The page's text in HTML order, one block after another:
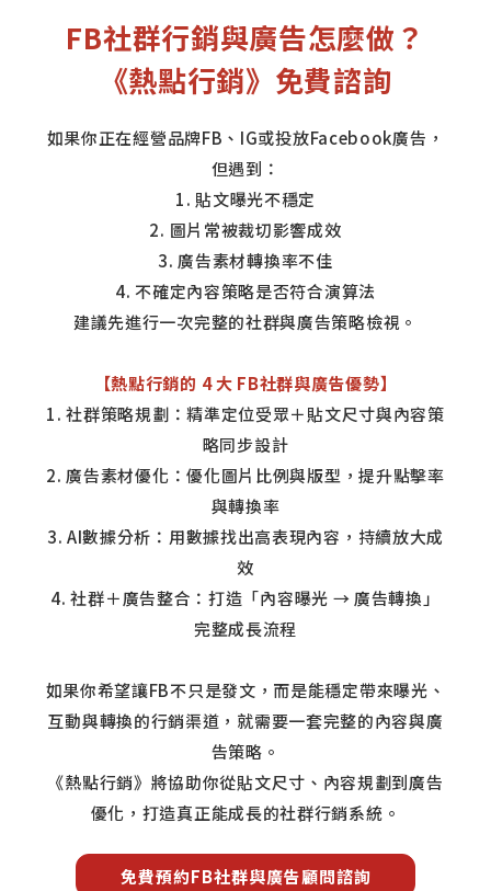
FB社群行銷與廣告怎麼做？
《熱點行銷》免費諮詢
如果你正在經營品牌FB、IG或投放Facebook廣告，
但遇到：
1. 貼文曝光不穩定
2. 圖片常被裁切影響成效
3. 廣告素材轉換率不佳
4. 不確定內容策略是否符合演算法
建議先進行一次完整的社群與廣告策略檢視。
【熱點行銷的 4 大 FB社群與廣告優勢】
1. 社群策略規劃：精準定位受眾＋貼文尺寸與內容策
略同步設計
2. 廣告素材優化：優化圖片比例與版型，提升點擊率
與轉換率
3. AI數據分析：用數據找出高表現內容，持續放大成
效
4. 社群＋廣告整合：打造「內容曝光 → 廣告轉換」
完整成長流程
如果你希望讓FB不只是發文，而是能穩定帶來曝光、
互動與轉換的行銷渠道，就需要一套完整的內容與廣
告策略。
《熱點行銷》將協助你從貼文尺寸、內容規劃到廣告
優化，打造真正能成長的社群行銷系統。
免費預約FB社群與廣告顧問諮詢